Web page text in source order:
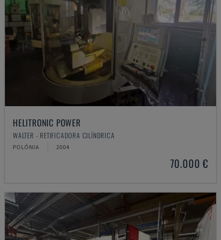
HELITRONIC POWER
WALTER - RETIFICADORA CILÍNDRICA
POLÓNIA 2004
70.000 €